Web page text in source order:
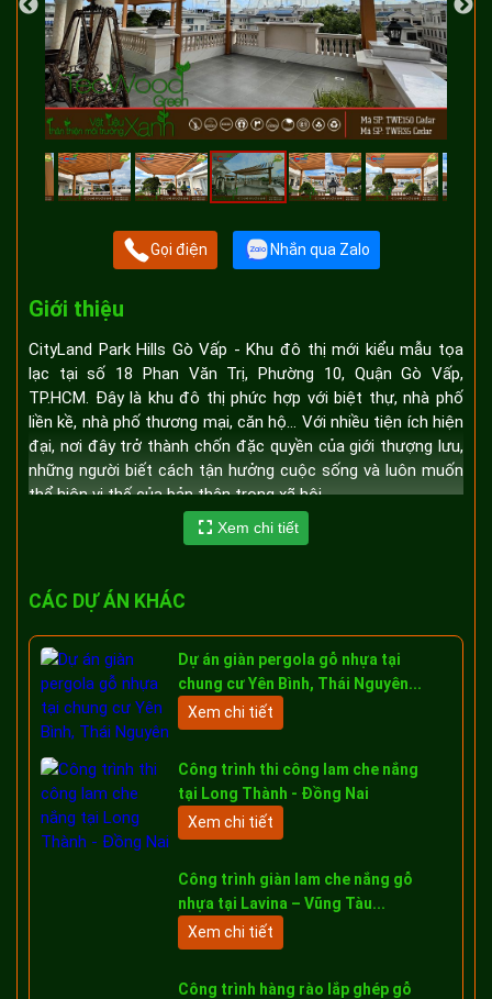
Gọi điện Nhắn qua Zalo
Giới thiệu
CityLand Park Hills Gò Vấp - Khu đô thị mới kiểu mẫu tọa
lạc tại số 18 Phan Văn Trị, Phường 10, Quận Gò Vấp,
TP.HCM. Đây là khu đô thị phức hợp với biệt thự, nhà phố
liền kề, nhà phố thương mại, căn hộ… Với nhiều tiện ích hiện
đại, nơi đây trở thành chốn đặc quyền của giới thượng lưu,
những người biết cách tận hưởng cuộc sống và luôn muốn
thể hiện vị thế của bản thân trong xã hội.
Thông tin tổng quan về dự án CityLand
Tên dự án: CITYLAND PARK HILLS
Vị trí: 18 Phan Văn Trị, Phường 10, Quận Gò Vấp, TP.HCM
CityLand Park Hills tọa lại tại số 18 Phan Văn Trị, phường
10, quận Gò Vấp với 2 mặt tiền đường Phan Văn Trị &
Nguyễn Văn Lượng. Dự án sở hữu lợi thế lớn về giao thông
nhanh chóng.
Xem chi tiết
CÁC DỰ ÁN KHÁC
Dự án giàn pergola gỗ nhựa tại
chung cư Yên Bình, Thái Nguyên...
Xem chi tiết
Công trình thi công lam che nắng
tại Long Thành - Đồng Nai
Xem chi tiết
Công trình giàn lam che nắng gỗ
nhựa tại Lavina – Vũng Tàu...
Xem chi tiết
Công trình hàng rào lắp ghép gỗ